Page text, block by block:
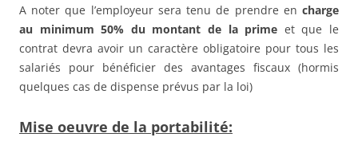
A noter que l’employeur sera tenu de prendre en charge
au minimum 50% du montant de la prime et que le
contrat devra avoir un caractère obligatoire pour tous les
salariés pour bénéficier des avantages fiscaux (hormis
quelques cas de dispense prévus par la loi)
Mise oeuvre de la portabilité: